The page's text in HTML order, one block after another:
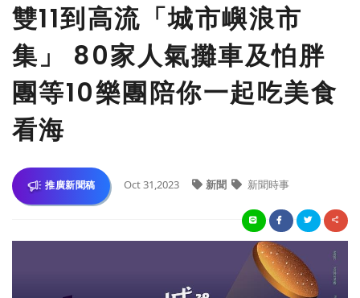
雙11到高流「城市嶼浪市
集」 80家人氣攤車及怕胖
團等10樂團陪你一起吃美食
看海
推廣新聞稿 Oct 31,2023 新聞 新聞時事